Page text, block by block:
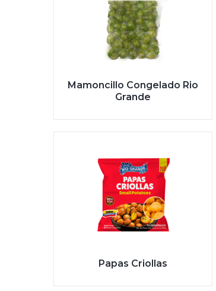
Mamoncillo Congelado Rio
Grande
Papas Criollas